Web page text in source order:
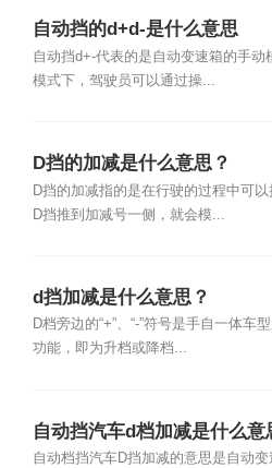
自动挡的d+d-是什么意思
自动挡d+-代表的是自动变速箱的手动
模式下，驾驶员可以通过操...
D挡的加减是什么意思？
D挡的加减指的是在行驶的过程中可以
D挡推到加减号一侧，就会模...
d挡加减是什么意思？
D档旁边的“+”、“-”符号是手自一体车
功能，即为升档或降档...
自动挡汽车d档加减是什么意
自动档挡汽车D挡加减的意思是自动